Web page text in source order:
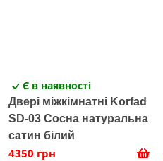
Є в наявності
Двері міжкімнатні Korfad
SD-03 Сосна натуральна
сатин білий
4350 грн